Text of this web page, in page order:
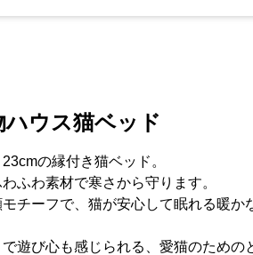
ハウス猫ベッド
の縁付き猫ベッド。
ふわ素材で寒さから守ります。
チーフで、猫が安心して眠れる暖か
遊び心も感じられる、愛猫のための